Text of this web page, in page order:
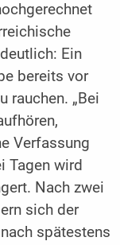
Ein
bereits vor
rauchen. „Bei
Verfassung
Tagen wird
Nach zwei
sich der
spätestens